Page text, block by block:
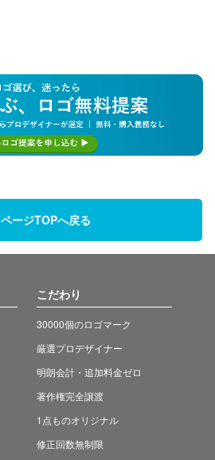
ページTOPへ戻る
こだわり
30000個のロゴマーク
厳選プロデザイナー
明朗会計・追加料金ゼロ
著作権完全譲渡
1点ものオリジナル
修正回数無制限